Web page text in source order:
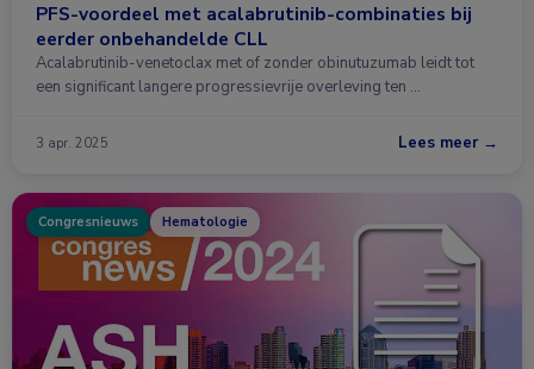
PFS-voordeel met acalabrutinib-combinaties bij
eerder onbehandelde CLL
Acalabrutinib-venetoclax met of zonder obinutuzumab leidt tot
een significant langere progressievrije overleving ten …
3 apr. 2025 Lees meer →
Congresnieuws Hematologie